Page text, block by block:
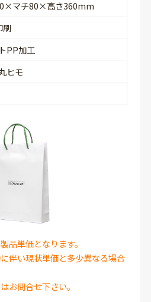
マチ80×高さ360mm
刷
PP加工
ヒモ
品単価となります。
伴い現状単価と多少異なる場合
お問合せ下さい。